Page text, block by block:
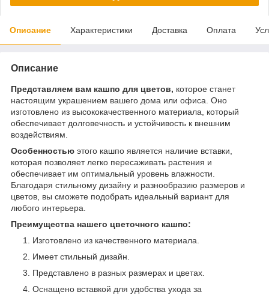
Описание Характеристики Доставка Оплата
Описание
Представляем вам кашпо для цветов, которое станет
настоящим украшением вашего дома или офиса. Оно
изготовлено из высококачественного материала, который
обеспечивает долговечность и устойчивость к внешним
воздействиям.
Особенностью этого кашпо является наличие вставки,
которая позволяет легко пересаживать растения и
обеспечивает им оптимальный уровень влажности.
Благодаря стильному дизайну и разнообразию размеров и
цветов, вы сможете подобрать идеальный вариант для
любого интерьера.
Преимущества нашего цветочного кашпо:
Изготовлено из качественного материала.
Имеет стильный дизайн.
Представлено в разных размерах и цветах.
Оснащено вставкой для удобства ухода за